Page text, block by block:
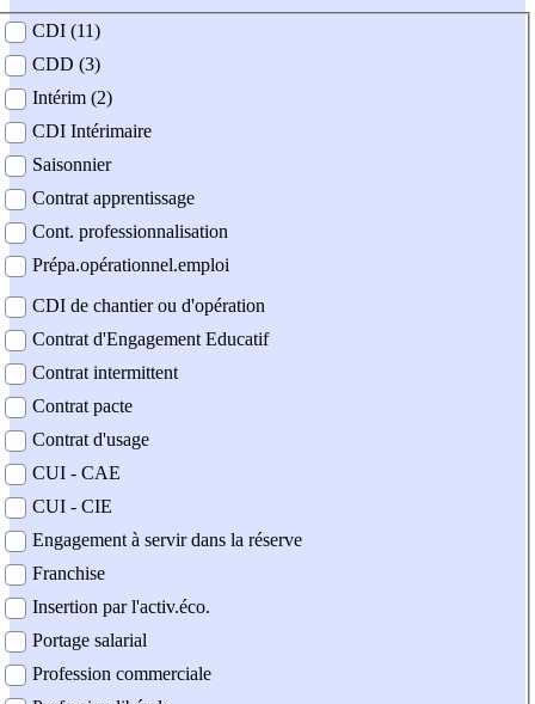
contrat
CDI (11)
CDD (3)
Intérim (2)
CDI Intérimaire
Saisonnier
Contrat apprentissage
Cont. professionnalisation
Prépa.opérationnel.emploi
CDI de chantier ou d'opération
Contrat d'Engagement Educatif
Contrat intermittent
Contrat pacte
Contrat d'usage
CUI - CAE
CUI - CIE
Engagement à servir dans la réserve
Franchise
Insertion par l'activ.éco.
Portage salarial
Profession commerciale